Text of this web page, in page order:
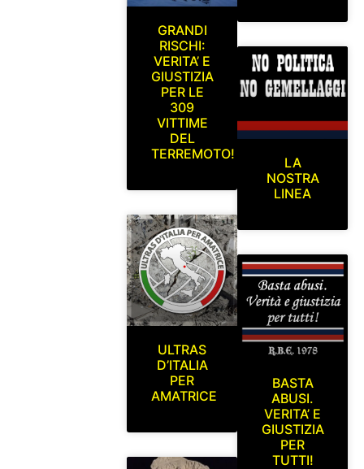
GRANDI
RISCHI:
VERITA’ E
GIUSTIZIA
PER LE
309
VITTIME
DEL
TERREMOTO!
ULTRAS
D’ITALIA
PER
AMATRICE
LA
NOSTRA
LINEA
BASTA
ABUSI.
VERITA’ E
GIUSTIZIA
PER
TUTTI!